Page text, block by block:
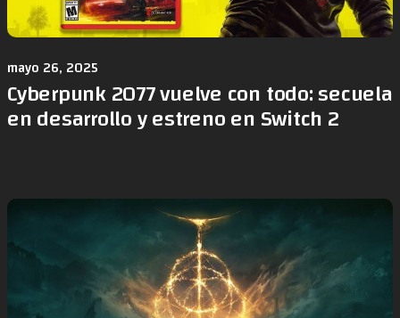
mayo 26, 2025
Cyberpunk 2077 vuelve con todo: secuela
en desarrollo y estreno en Switch 2